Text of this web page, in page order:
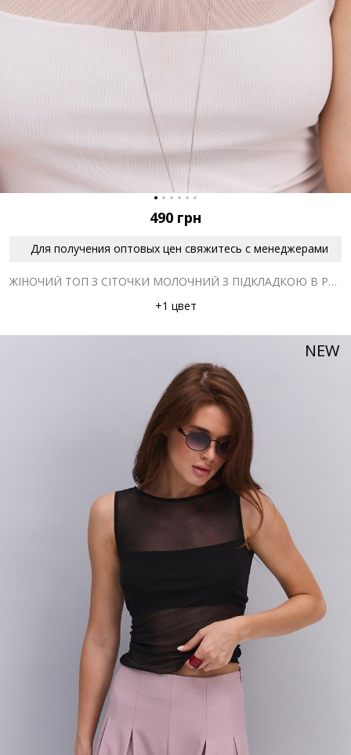
490 грн
Для получения оптовых цен свяжитесь с менеджерами
ЖІНОЧИЙ ТОП З СІТОЧКИ МОЛОЧНИЙ З ПІДКЛАДКОЮ В РУБЧИК
+1 цвет
NEW